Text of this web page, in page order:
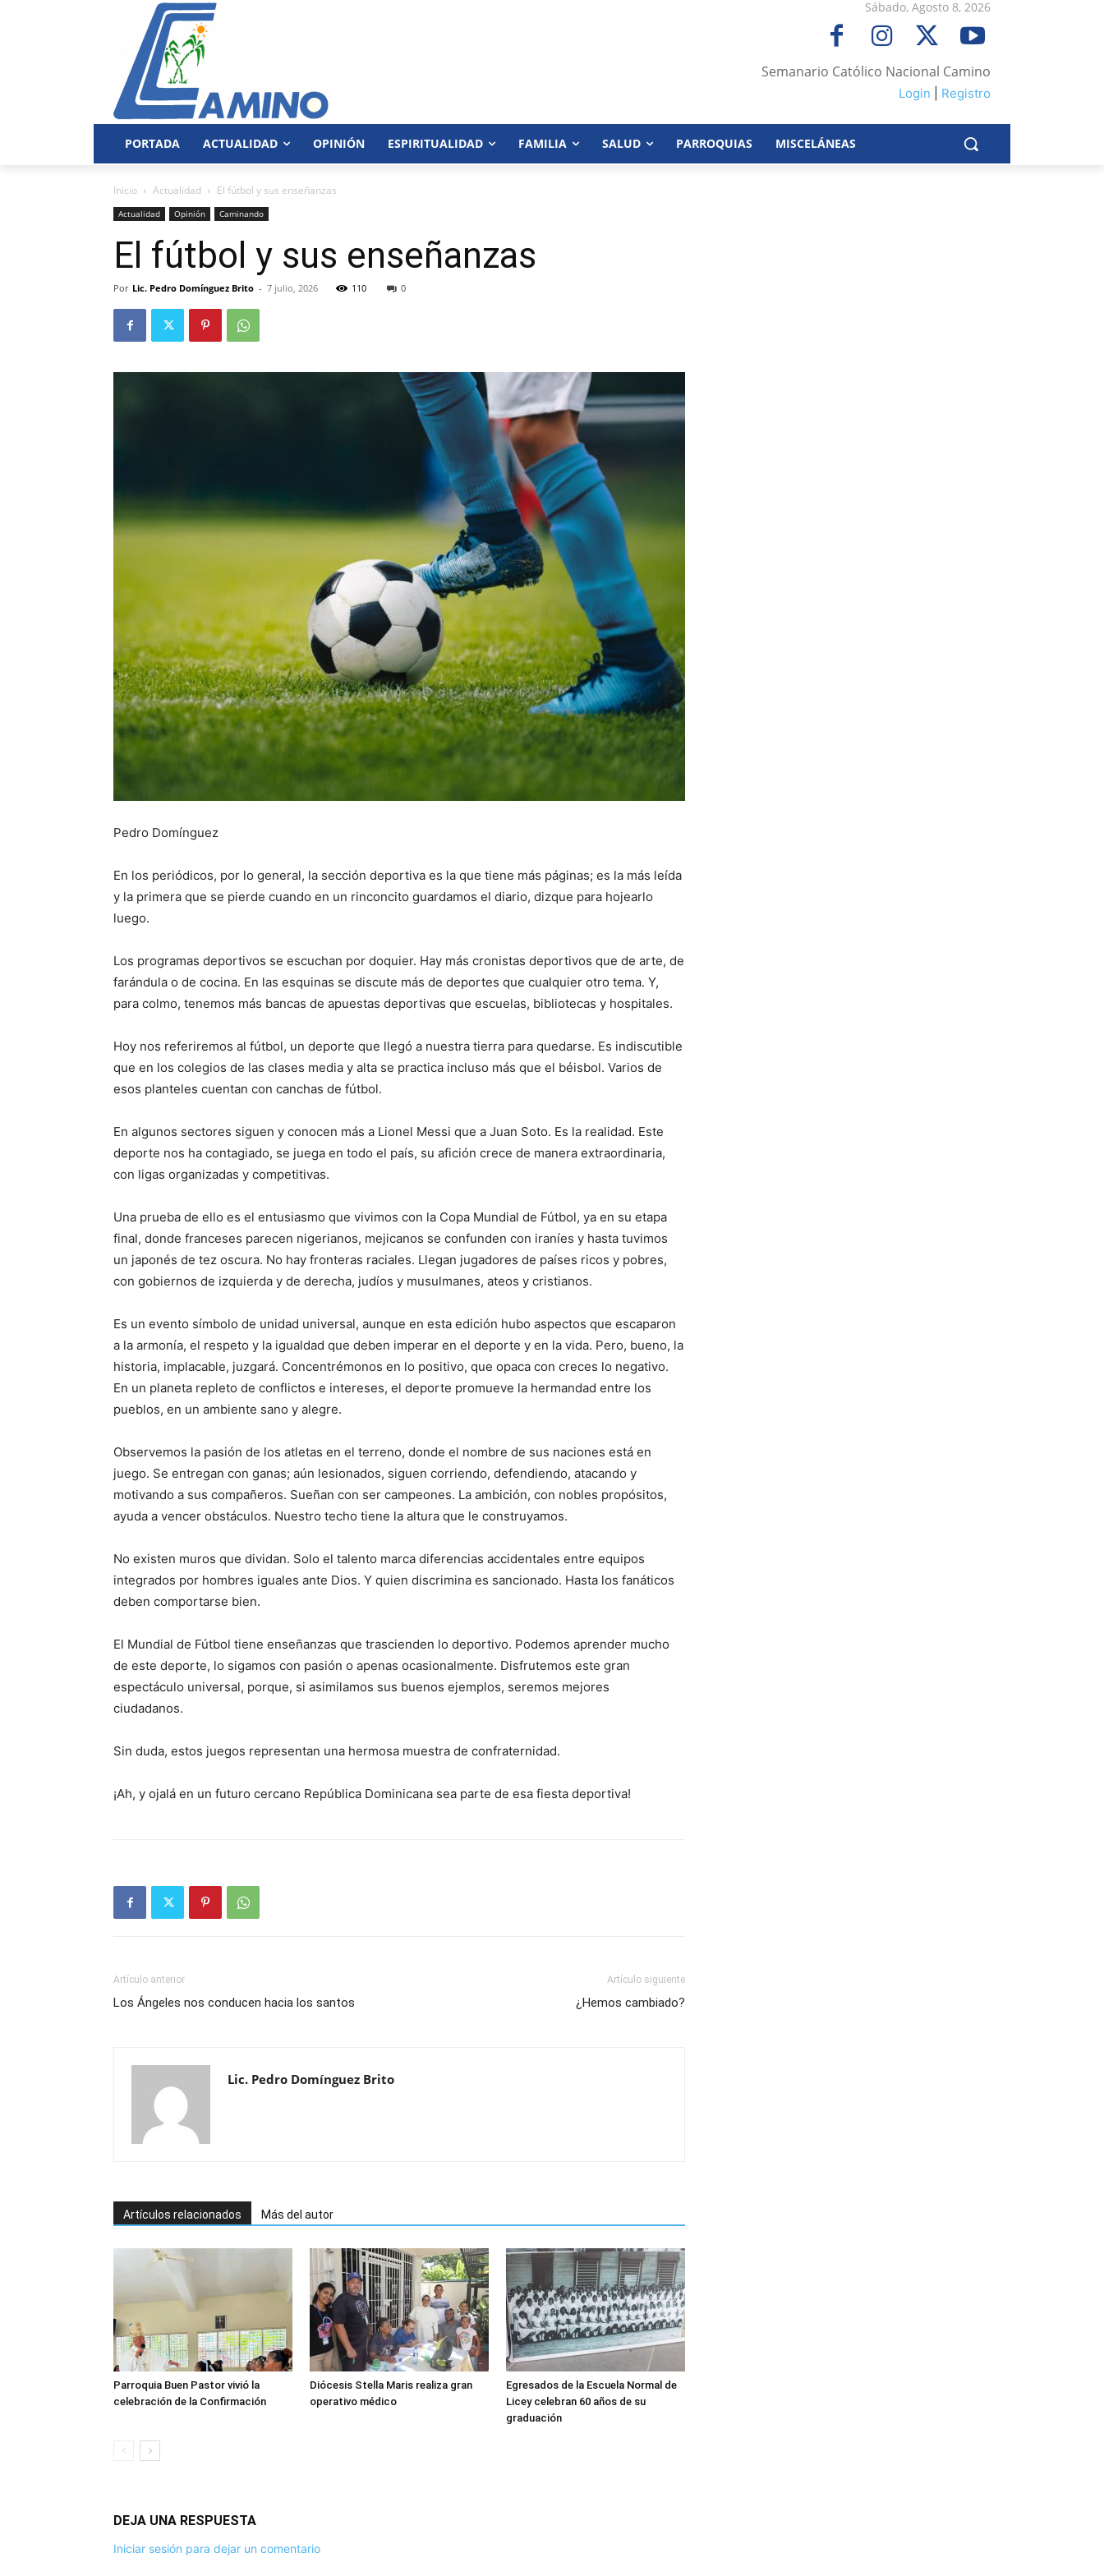
Sábado, Agosto 8, 2026
Semanario Católico Nacional Camino
Login Registro
PORTADA ACTUALIDAD OPINIÓN ESPIRITUALIDAD FAMILIA SALUD PARROQUIAS MISCELÁNEAS
Inicio Actualidad El fútbol y sus enseñanzas
Actualidad Opinión Caminando
El fútbol y sus enseñanzas
Por Lic. Pedro Domínguez Brito - 7 julio, 2026 110 0
Pedro Domínguez
En los periódicos, por lo general, la sección deportiva es la que tiene más páginas; es la más leída
y la primera que se pierde cuando en un rinconcito guardamos el diario, dizque para hojearlo
luego.
Los programas deportivos se escuchan por doquier. Hay más cronistas deportivos que de arte, de
farándula o de cocina. En las esquinas se discute más de deportes que cualquier otro tema. Y,
para colmo, tenemos más bancas de apuestas deportivas que escuelas, bibliotecas y hospitales.
Hoy nos referiremos al fútbol, un deporte que llegó a nuestra tierra para quedarse. Es indiscutible
que en los colegios de las clases media y alta se practica incluso más que el béisbol. Varios de
esos planteles cuentan con canchas de fútbol.
En algunos sectores siguen y conocen más a Lionel Messi que a Juan Soto. Es la realidad. Este
deporte nos ha contagiado, se juega en todo el país, su afición crece de manera extraordinaria,
con ligas organizadas y competitivas.
Una prueba de ello es el entusiasmo que vivimos con la Copa Mundial de Fútbol, ya en su etapa
final, donde franceses parecen nigerianos, mejicanos se confunden con iraníes y hasta tuvimos
un japonés de tez oscura. No hay fronteras raciales. Llegan jugadores de países ricos y pobres,
con gobiernos de izquierda y de derecha, judíos y musulmanes, ateos y cristianos.
Es un evento símbolo de unidad universal, aunque en esta edición hubo aspectos que escaparon
a la armonía, el respeto y la igualdad que deben imperar en el deporte y en la vida. Pero, bueno, la
historia, implacable, juzgará. Concentrémonos en lo positivo, que opaca con creces lo negativo.
En un planeta repleto de conflictos e intereses, el deporte promueve la hermandad entre los
pueblos, en un ambiente sano y alegre.
Observemos la pasión de los atletas en el terreno, donde el nombre de sus naciones está en
juego. Se entregan con ganas; aún lesionados, siguen corriendo, defendiendo, atacando y
motivando a sus compañeros. Sueñan con ser campeones. La ambición, con nobles propósitos,
ayuda a vencer obstáculos. Nuestro techo tiene la altura que le construyamos.
No existen muros que dividan. Solo el talento marca diferencias accidentales entre equipos
integrados por hombres iguales ante Dios. Y quien discrimina es sancionado. Hasta los fanáticos
deben comportarse bien.
El Mundial de Fútbol tiene enseñanzas que trascienden lo deportivo. Podemos aprender mucho
de este deporte, lo sigamos con pasión o apenas ocasionalmente. Disfrutemos este gran
espectáculo universal, porque, si asimilamos sus buenos ejemplos, seremos mejores
ciudadanos.
Sin duda, estos juegos representan una hermosa muestra de confraternidad.
¡Ah, y ojalá en un futuro cercano República Dominicana sea parte de esa fiesta deportiva!
Artículo anterior
Los Ángeles nos conducen hacia los santos
Artículo siguiente
¿Hemos cambiado?
Lic. Pedro Domínguez Brito
Artículos relacionados Más del autor
Parroquia Buen Pastor vivió la
celebración de la Confirmación
Diócesis Stella Maris realiza gran
operativo médico
Egresados de la Escuela Normal de
Licey celebran 60 años de su
graduación
DEJA UNA RESPUESTA
Iniciar sesión para dejar un comentario